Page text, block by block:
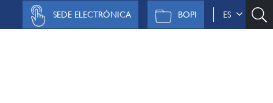
ES
BOPI
SEDE ELECTRÓNICA